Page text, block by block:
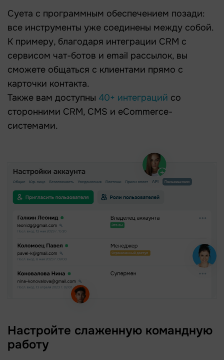
Суета с программным обеспечением позади:
все инструменты уже соединены между собой.
К примеру, благодаря интеграции CRM с
сервисом чат-ботов и email рассылок, вы
сможете общаться с клиентами прямо с
карточки контакта.
Также вам доступны 40+ интеграций со
сторонними CRM, CMS и eCommerce-
системами.
Настройте слаженную командную
работу